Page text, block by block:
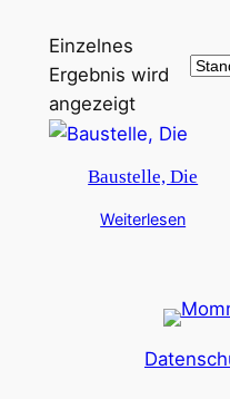
Einzelnes
Ergebnis wird
angezeigt
Baustelle, Die
Weiterlesen